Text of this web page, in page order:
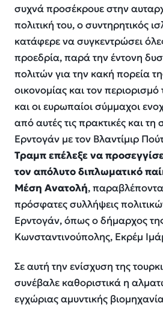
συχνά προσέκρουε στην
πολιτική του, ο συντηρητικός
κατάφερε να συγκεντρώσει
προεδρία, παρά την έντονη
πολιτών για την κακή πορεία
οικονομίας και τον
και οι ευρωπαίοι σύμμαχοι
από αυτές τις πρακτικές και τη
Ερντογάν με τον Βλαντίμιρ
Τραμπ επέλεξε να
τον απόλυτο διπλωματικό
Μέση Ανατολή,
πρόσφατες συλλήψεις
Ερντογάν, όπως ο δήμαρχος
Κωνσταντινούπολης, Εκρέμ
Σε αυτή την ενίσχυση της
συνέβαλε καθοριστικά η
εγχώριας αμυντικής